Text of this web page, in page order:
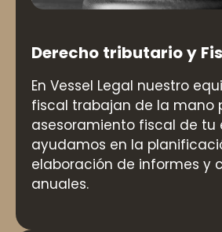
Derecho tributario y
En Vessel Legal nuestro
fiscal trabajan de la mano
asesoramiento fiscal de tu
ayudamos en la
elaboración de informes y
anuales.